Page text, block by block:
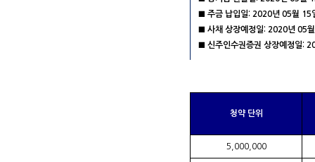
■ 주금 납입일: 2020년 05월 15
■ 사채 상장예정일: 2020년 05
■ 신주인수권증권 상장예정일:
청약 단위
5,000,000